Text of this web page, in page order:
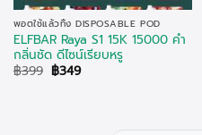
พอตใช้แล้วทิ้ง DISPOSABLE POD
ELFBAR Raya S1 15K 15000 คำ
กลิ่นชัด ดีไซน์เรียบหรู
฿399 Original
price
฿349Current